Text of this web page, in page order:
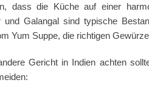
dass die Küche auf einer
und Galangal sind typische
Yum Suppe, die richtigen
Gericht in Indien achten